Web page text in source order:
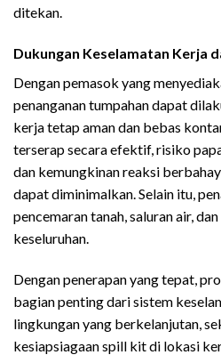
ditekan.
Dukungan Keselamatan Kerja
Dengan pemasok yang
penanganan tumpahan dapat
kerja tetap aman dan bebas
terserap secara efektif, risiko
dan kemungkinan reaksi
dapat diminimalkan. Selain itu,
pencemaran tanah, saluran air,
keseluruhan.
Dengan penerapan yang tepat,
bagian penting dari sistem
lingkungan yang berkelanjutan,
kesiapsiagaan spill kit di lokasi